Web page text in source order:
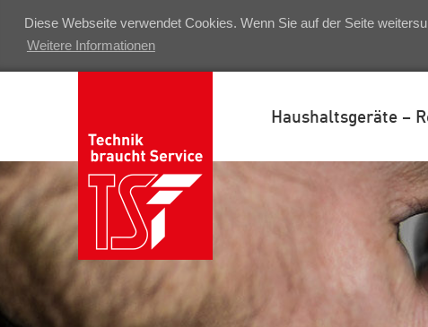
Diese Webseite verwendet Cookies. Wenn Sie auf der Seite
Weitere Informationen
Haushaltsgeräte –